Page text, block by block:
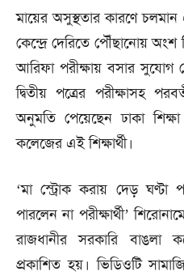
মায়ের অসুস্থতার কারণে
কেন্দ্রে দেরিতে পৌঁছানোয়
আরিফা পরীক্ষায় বসার সুযোগ
দ্বিতীয় পত্রের পরীক্ষাসহ
অনুমতি পেয়েছেন ঢাকা
কলেজের এই শিক্ষার্থী।
‘মা স্ট্রোক করায় দেড় ঘণ্টা
পারলেন না পরীক্ষার্থী’
রাজধানীর সরকারি বাঙলা
প্রকাশিত হয়। ভিডিওটি